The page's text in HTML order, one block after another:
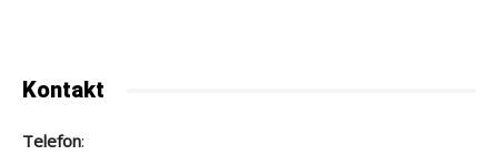
Kontakt
Telefon: